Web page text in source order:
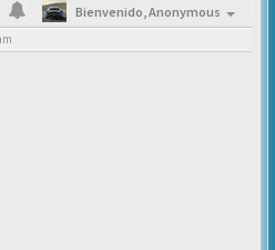
Bienvenido,Anonymous